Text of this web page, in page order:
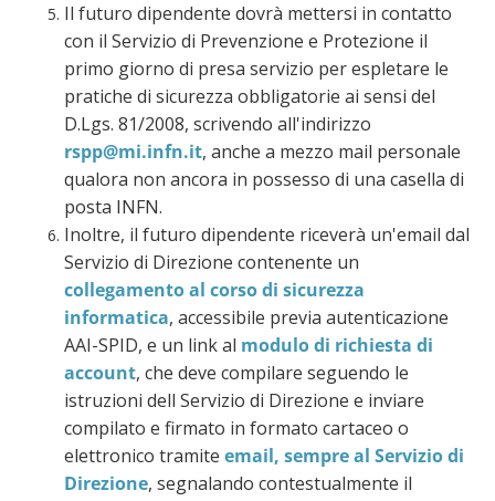
Il futuro dipendente dovrà mettersi in contatto
con il Servizio di Prevenzione e Protezione il
primo giorno di presa servizio per espletare le
pratiche di sicurezza obbligatorie ai sensi del
D.Lgs. 81/2008, scrivendo all'indirizzo
rspp@mi.infn.it, anche a mezzo mail personale
qualora non ancora in possesso di una casella di
posta INFN.
Inoltre, il futuro dipendente riceverà un'email dal
Servizio di Direzione contenente un
collegamento al corso di sicurezza
informatica, accessibile previa autenticazione
AAI-SPID, e un link al modulo di richiesta di
account, che deve compilare seguendo le
istruzioni dell Servizio di Direzione e inviare
compilato e firmato in formato cartaceo o
elettronico tramite email, sempre al Servizio di
Direzione, segnalando contestualmente il